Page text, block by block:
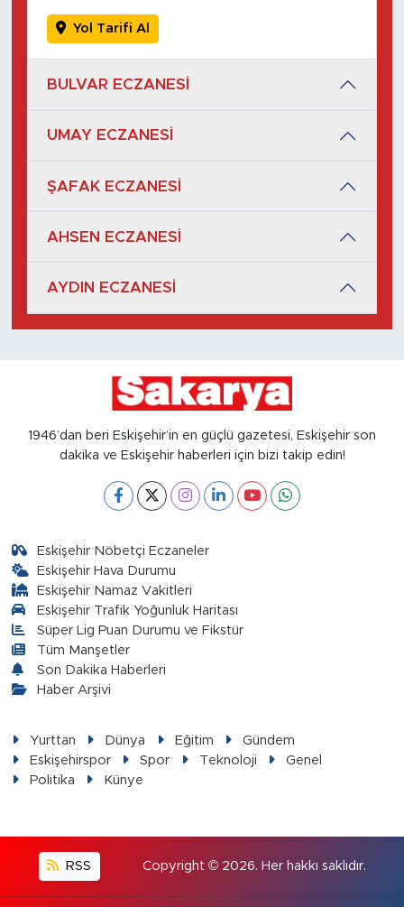
Yol Tarifi Al
BULVAR ECZANESİ
UMAY ECZANESİ
ŞAFAK ECZANESİ
AHSEN ECZANESİ
AYDIN ECZANESİ
1946’dan beri Eskişehir’in en güçlü gazetesi, Eskişehir son
dakika ve Eskişehir haberleri için bizi takip edin!
Eskişehir Nöbetçi Eczaneler
Eskişehir Hava Durumu
Eskişehir Namaz Vakitleri
Eskişehir Trafik Yoğunluk Haritası
Süper Lig Puan Durumu ve Fikstür
Tüm Manşetler
Son Dakika Haberleri
Haber Arşivi
Yurttan Dünya Eğitim
Gündem
Eskişehirspor
Spor Teknoloji
Genel
Politika
Künye
RSS Copyright © 2026. Her hakkı saklıdır.